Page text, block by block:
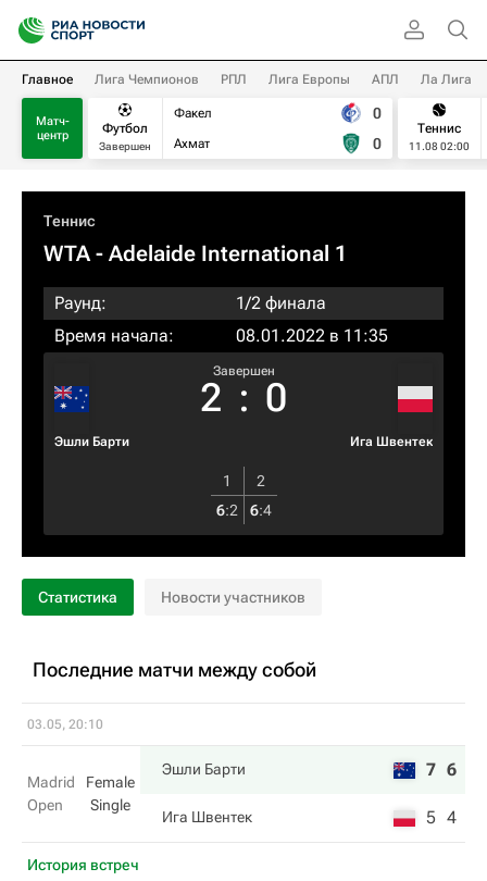
Главное Лига Чемпионов РПЛ Лига Европы АПЛ Ла Лига
Матч-
центр
Футбол
Завершен
Факел
Ахмат
0
0
Теннис
11.08 02:00
Теннис
WTA- Adelaide International 1
Раунд:
1/2 финала
Время начала:
08.01.2022 в 11:35
Эшли Барти
Завершен
2 : 0
Ига Швентек
1
2
6:2 6:4
Статистика Новости участников
Последние матчи между собой
03.05, 20:10
Madrid
Open
Female
Single
Эшли Барти 7 6
Ига Швентек 5 4
История встреч